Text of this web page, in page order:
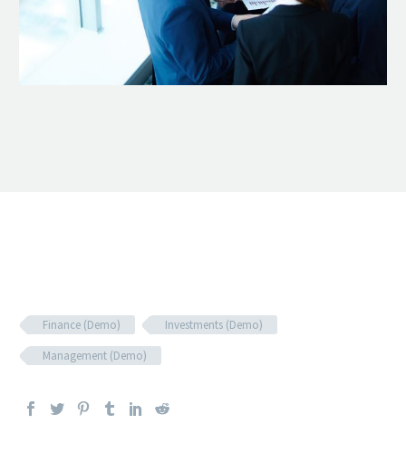
Finance (Demo)
Investments (Demo)
Management (Demo)